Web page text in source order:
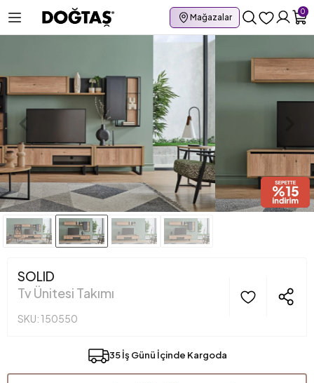
Mağazalar
0
SOLID
Tv Ünitesi Takımı
SKU: 150550
35 İş Günü İçinde Kargoda